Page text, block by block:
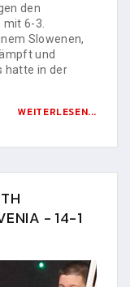
den
mit 6-3.
Slowenen,
und
hatte in der
WEITERLESEN...
- 14-1